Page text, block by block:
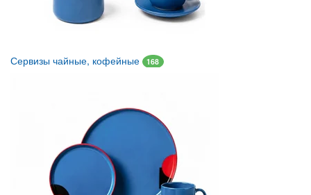
Сервизы чайные, кофейные 168